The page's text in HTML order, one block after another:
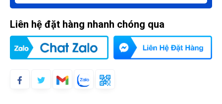
Liên hệ đặt hàng nhanh chóng qua